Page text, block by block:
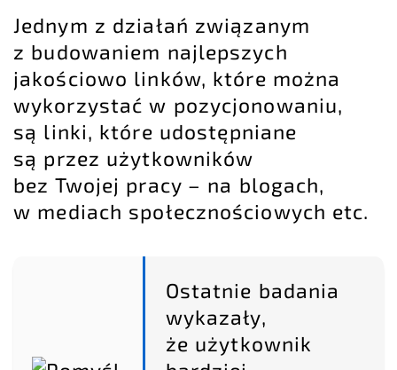
Jednym z działań związanym
z budowaniem najlepszych
jakościowo linków, które można
wykorzystać w pozycjonowaniu,
są linki, które udostępniane
są przez użytkowników
bez Twojej pracy – na blogach,
w mediach społecznościowych etc.
Ostatnie badania
wykazały,
że użytkownik